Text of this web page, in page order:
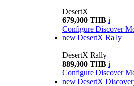
DesertX
679,000 THB i
Configure Discover
new DesertX Rally
DesertX Rally
889,000 THB i
Configure Discover
new DesertX